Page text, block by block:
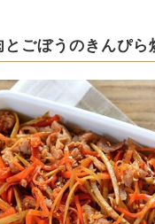
ごぼうのきんぴら